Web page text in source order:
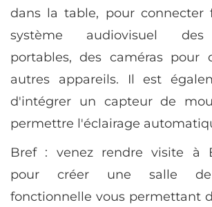
dans la table, pour connecter
système audiovisuel des
portables, des caméras pour
autres appareils. Il est
d'intégrer un capteur de
permettre l'éclairage
Bref : venez rendre visite à
pour créer une salle de
fonctionnelle vous permettant